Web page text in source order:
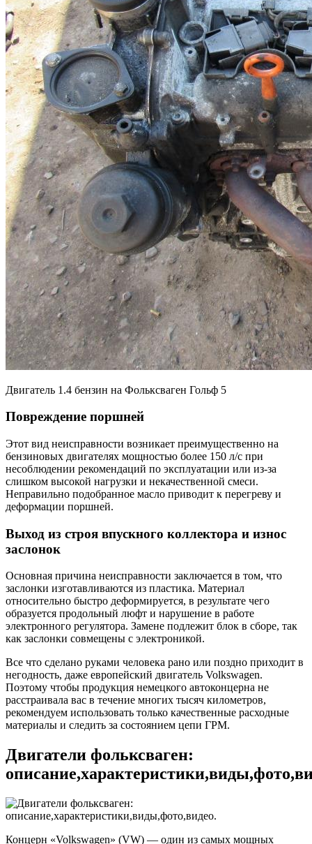
Двигатель 1.4 бензин на Фольксваген Гольф 5
Повреждение поршней
Этот вид неисправности возникает преимущественно на
бензиновых двигателях мощностью более 150 л/с при
несоблюдении рекомендаций по эксплуатации или из-за
слишком высокой нагрузки и некачественной смеси.
Неправильно подобранное масло приводит к перегреву и
деформации поршней.
Выход из строя впускного коллектора и износ
заслонок
Основная причина неисправности заключается в том, что
заслонки изготавливаются из пластика. Материал
относительно быстро деформируется, в результате чего
образуется продольный люфт и нарушение в работе
электронного регулятора. Замене подлежит блок в сборе, так
как заслонки совмещены с электроникой.
Все что сделано руками человека рано или поздно приходит в
негодность, даже европейский двигатель Volkswagen.
Поэтому чтобы продукция немецкого автоконцерна не
расстраивала вас в течение многих тысяч километров,
рекомендуем использовать только качественные расходные
материалы и следить за состоянием цепи ГРМ.
Двигатели фольксваген:
Концерн «Volkswagen» (VW) — один из самых мощных